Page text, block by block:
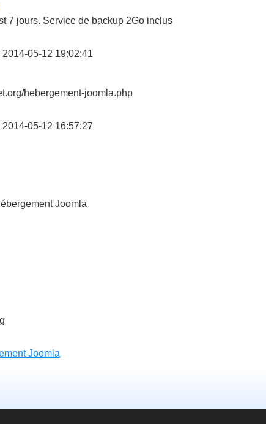
7 jours. Service de backup 2Go inclus
2014-05-12 19:02:41
hebergement-joomla.php
2014-05-12 16:57:27
Joomla
Joomla